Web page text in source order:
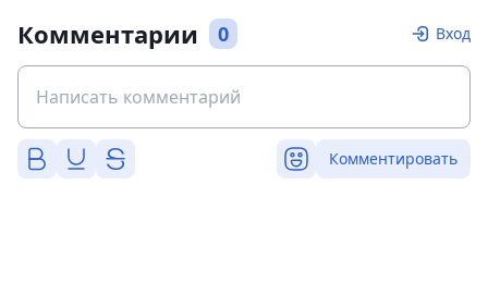
Комментарии 0 Вход
Комментировать